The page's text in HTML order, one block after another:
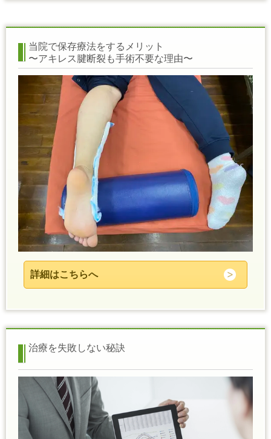
当院で保存療法をするメリット
〜アキレス腱断裂も手術不要な理由〜
詳細はこちらへ
治療を失敗しない秘訣